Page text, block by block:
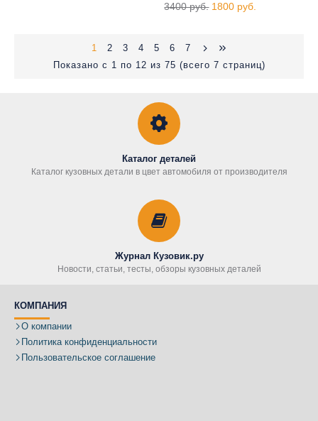
3400 руб. 1800 руб.
1 2 3 4 5 6
7
Показано с 1 по 12 из 75 (всего 7 страниц)
Каталог деталей
Каталог кузовных детали в цвет автомобиля от производителя
Журнал Кузовик.ру
Новости, статьи, тесты, обзоры кузовных деталей
КОМПАНИЯ
О компании
Политика конфиденциальности
Пользовательское соглашение